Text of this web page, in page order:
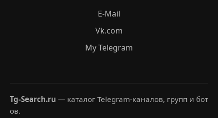
E-Mail
Vk.com
My Telegram
Tg-Search.ru — каталог Telegram-каналов, групп и бот
ов.